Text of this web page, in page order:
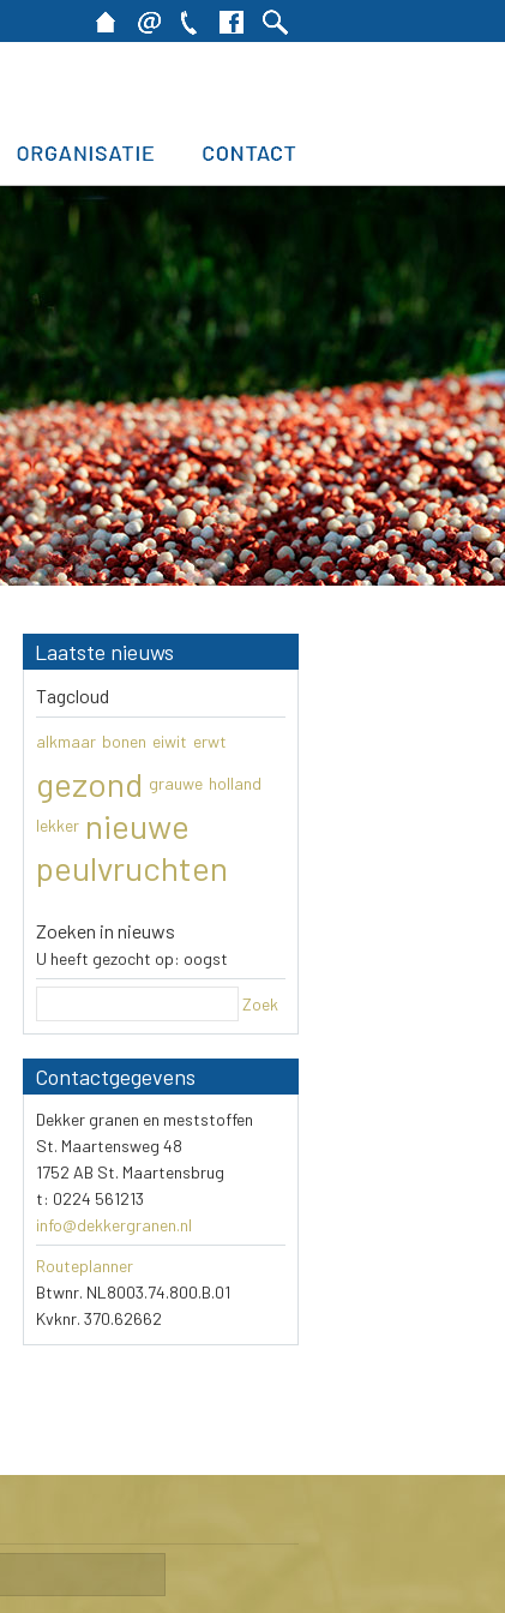
Laatste nieuws
Tagcloud
alkmaar bonen eiwit erwt
gezond grauwe holland
lekker nieuwe
peulvruchten
Zoeken in nieuws
U heeft gezocht op: oogst
Zoek
Contactgegevens
Dekker granen en meststoffen
St. Maartensweg 48
1752 AB St. Maartensbrug
t: 0224 561213
info@dekkergranen.nl
Routeplanner
Btwnr. NL8003.74.800.B.01
Kvknr. 370.62662